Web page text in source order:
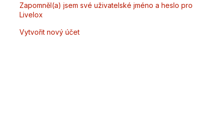
Zapomněl(a) jsem své uživatelské jméno a heslo pro
Livelox
Vytvořit nový účet